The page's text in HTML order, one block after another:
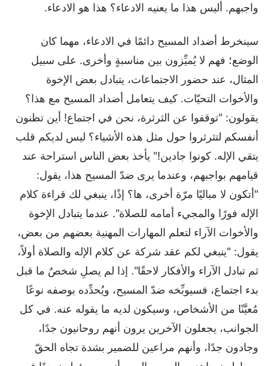
واجبهم. أليس هذا ما يعنيه الادعاء؟ هذا هو الادعاء.
سينخرط أضداد المسيح دائمًا في الادعاء، مهما كان
الوضع؛ فهم لا يُميِّزون بين مناسبةٍ وأخرى. على سبيل
المثال، عند حضور الاجتماعات، يتبادل بعض الإخوة
والأخوات التحيّات. كيف يتعامل أضداد المسيح مع هذا؟
يقولون: "توقفوا عن الثرثرة، نحن في اجتماع! أين تظنون
أنفسكم لتثرثروا حول مثل هذه الأشياء؟ ليس لديكم قلب
يتقي الإله. كونوا جادين!" يأخذ بعض الناس استراحة عند
قيامهم بواجبهم، وعندما يرى ضدّ المسيح هذا، يقول:
"أتكون لا مباليًا مرّة أخرى، ها؟ إذًا، ينبغي لك قراءة كلام
الإله فورًا والمجيء أمامه للصلاة". عندما يتبادل الإخوة
والأخوات الآراء لتعلم المهارات المهنية بعضهم من بعض،
يقول: "ينبغي لكم عقد شركة عن كلام الإله والصلاة أولاً،
ثم تبادل الآراء والأفكار لاحقًا". إذا لم يصلِ شخصٌ ما قبل
بدء اجتماع، فسيوبِّخه ضدّ المسيح، ويُحدِّده بوصفه نوعًا
مُعيَّنًا من الأشخاص، وسيكون لديه ما يقوله عنه. في كل
الجوانب، يجعلون الآخرين يرون أنهم روحانيون جدًا،
وجادون جدًا، وأنهم مراعين للضمير بشدة تجاه الحقّ